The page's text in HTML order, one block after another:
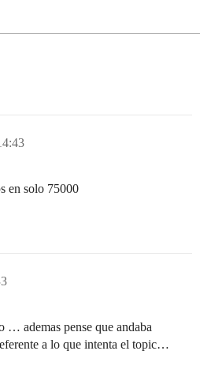
en solo 75000
ademas pense que andaba
a lo que intenta el topic…